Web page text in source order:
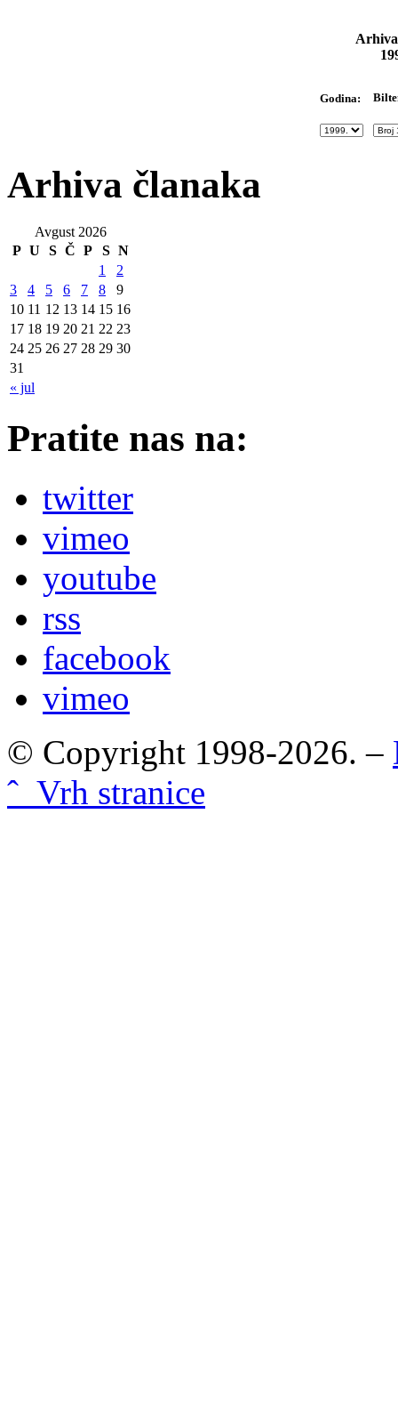
Godina:
Arhiva članaka
Avgust 2026
P U S Č P S N
« jul
1
2
3
4 5 6 7 8
9
10 11 12 13 14 15 16
17 18 19 20 21 22 23
24 25 26 27 28 29 30
31
Pratite nas na:
twitter
vimeo
youtube
rss
facebook
vimeo
© Copyright 1998-2026. –
ˆ Vrh stranice